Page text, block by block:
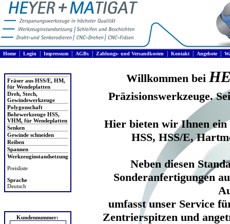
Home| Login Impressum AGBs Zahlungs- und Versandkosten Kontakt| Angebote|
Fräser aus HSS/E, HM,
für Wendeplatten
Dreh, Stech,
Gewindewerkzeuge
Polygonschaft
Bohrwerkzeuge HSS,
VHM, für Wendeplatten
Senken
Gewinde schneiden
Reiben
Spannen
Werkzeuginstandsetzung
Preisliste
Sprache
Deutsch
Kundennummer:
Willkommen bei
Präzisionswerkzeuge.
Hier bieten wir Ihnen ein
HSS, HSS/E,
Neben diesen
Sonderanfertigungen
umfasst unser Service
Zentrierspitzen und